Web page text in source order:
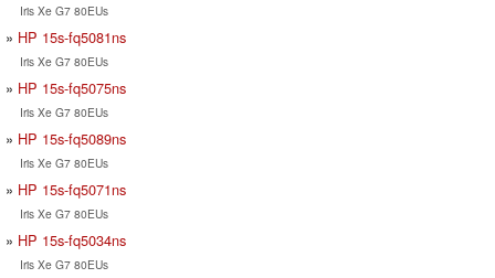
Iris Xe G7 80EUs
HP 15s-fq5081ns
Iris Xe G7 80EUs
HP 15s-fq5075ns
Iris Xe G7 80EUs
HP 15s-fq5089ns
Iris Xe G7 80EUs
HP 15s-fq5071ns
Iris Xe G7 80EUs
HP 15s-fq5034ns
Iris Xe G7 80EUs